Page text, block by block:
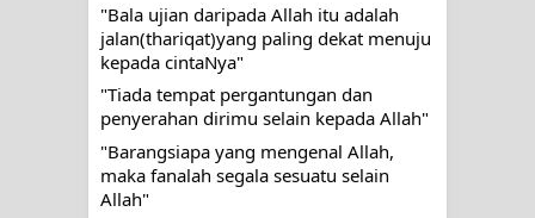
"Bala ujian daripada Allah itu adalah
jalan(thariqat)yang paling dekat menuju
kepada cintaNya"
"Tiada tempat pergantungan dan
penyerahan dirimu selain kepada Allah"
"Barangsiapa yang mengenal Allah,
maka fanalah segala sesuatu selain
Allah"